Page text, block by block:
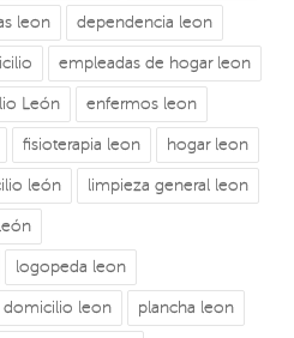
leon dependencia leon
empleadas de hogar leon
León enfermos leon
fisioterapia leon hogar leon
león limpieza general leon
logopeda leon
domicilio leon plancha leon